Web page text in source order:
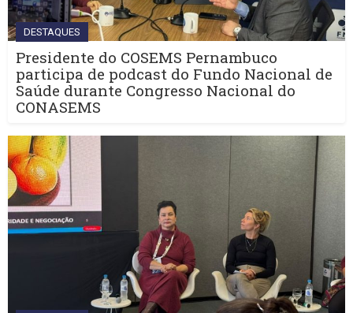
DESTAQUES
Presidente do COSEMS Pernambuco
participa de podcast do Fundo Nacional de
Saúde durante Congresso Nacional do
CONASEMS